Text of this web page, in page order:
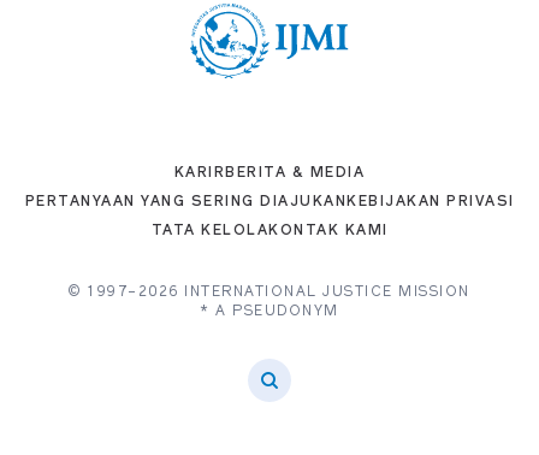
KARIR BERITA & MEDIA
PERTANYAAN YANG SERING DIAJUKAN KEBIJAKAN PRIVASI
TATA KELOLA KONTAK KAMI
© 1997–2026 INTERNATIONAL JUSTICE MISSION
* A PSEUDONYM